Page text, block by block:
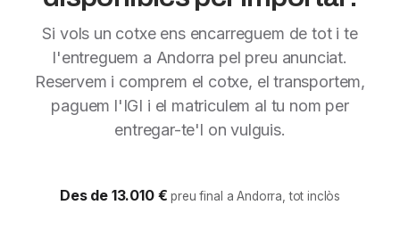
Si vols un cotxe ens encarreguem de tot i te
l'entreguem a Andorra pel preu anunciat.
Reservem i comprem el cotxe, el transportem,
paguem l'IGI i el matriculem al tu nom per
entregar-te'l on vulguis.
Des de 13.010 €preu final a Andorra, tot inclòs